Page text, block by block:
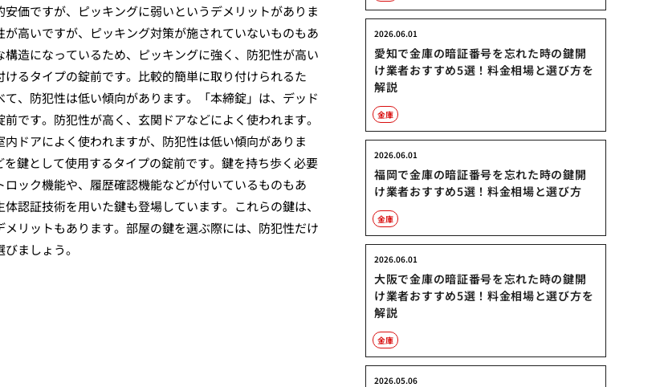
価ですが、ピッキングに弱いというデメリットがありま
高いですが、ピッキング対策が施されていないものもあ
造になっているため、ピッキングに強く、防犯性が高い
るタイプの錠前です。比較的簡単に取り付けられるた
、防犯性は低い傾向があります。「本締錠」は、デッド
です。防犯性が高く、玄関ドアなどによく使われます。
ドアによく使われますが、防犯性は低い傾向がありま
鍵として使用するタイプの錠前です。鍵を持ち歩く必要
ック機能や、履歴確認機能などが付いているものもあ
認証技術を用いた鍵も登場しています。これらの鍵は、
リットもあります。部屋の鍵を選ぶ際には、防犯性だけ
ましょう。
愛知で金庫の暗証番号を忘れた時の鍵開
け業者おすすめ5選！料金相場と選び方を
解説
2026.06.01
金庫
福岡で金庫の暗証番号を忘れた時の鍵開
け業者おすすめ5選！料金相場と選び方
2026.06.01
金庫
大阪で金庫の暗証番号を忘れた時の鍵開
け業者おすすめ5選！料金相場と選び方を
解説
2026.06.01
金庫
2026.05.06